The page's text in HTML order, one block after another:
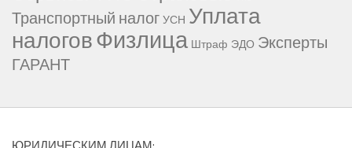
Транспортный налогУСН Уплата
налоговФизлица Штраф ЭДО Эксперты
ГАРАНТ